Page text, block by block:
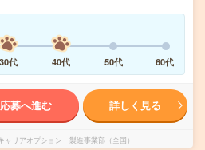
30代 40代 50代 60代
応募へ進む 詳しく見る
ャリアオプション 製造事業部（全国）